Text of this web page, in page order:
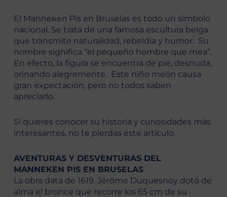
El Manneken Pis en Bruselas es todo un símbolo
nacional. Se trata de una famosa escultura belga
que transmite naturalidad, rebeldía y humor. Su
nombre significa “el pequeño hombre que mea”.
En efecto, la figura se encuentra de pie, desnuda,
orinando alegremente. Este niño meón causa
gran expectación, pero no todos saben
apreciarlo.
Si quieres conocer su historia y curiosidades más
interesantes, no te pierdas este artículo.
AVENTURAS Y DESVENTURAS DEL
MANNEKEN PIS EN BRUSELAS
La obra data de 1619. Jérôme Duquesnoy dotó de
alma el bronce que recorre los 65 cm de su